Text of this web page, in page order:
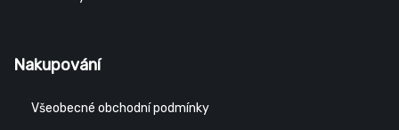
Nakupování
Všeobecné obchodní podmínky